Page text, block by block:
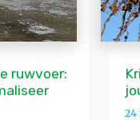
ruwvoer:
24